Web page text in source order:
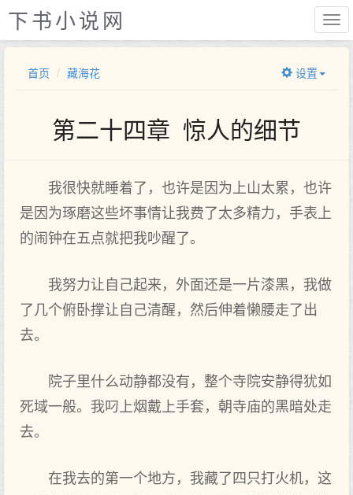
下书小说网
首页 藏海花 设置
第二十四章 惊人的细节
我很快就睡着了，也许是因为上山太累，也许
是因为琢磨这些坏事情让我费了太多精力，手表上
的闹钟在五点就把我吵醒了。
我努力让自己起来，外面还是一片漆黑，我做
了几个俯卧撑让自己清醒，然后伸着懒腰走了出
去。
院子里什么动静都没有，整个寺院安静得犹如
死域一般。我叼上烟戴上手套，朝寺庙的黑暗处走
去。
在我去的第一个地方，我藏了四只打火机，这